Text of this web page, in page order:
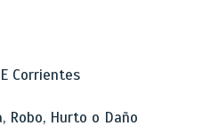
Corrientes
Robo, Hurto o Daño